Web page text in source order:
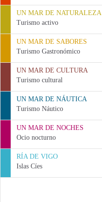
UN MAR DE NATURALEZA
Turismo activo
UN MAR DE SABORES
Turismo Gastronómico
UN MAR DE CULTURA
Turismo cultural
UN MAR DE NÁUTICA
Turismo Náutico
UN MAR DE NOCHES
Ocio nocturno
RÍA DE VIGO
Islas Cíes